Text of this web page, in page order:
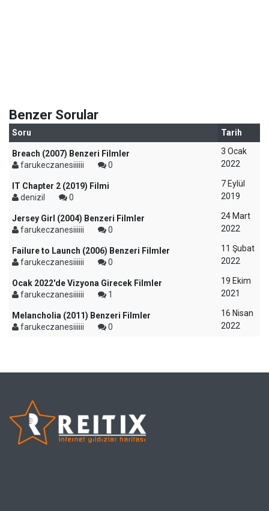
Benzer Sorular
Soru Tarih
Breach (2007) Benzeri Filmler
farukeczanesiiiiii
0
3 Ocak
2022
IT Chapter 2 (2019) Filmi
denizil
0
7 Eylül
2019
Jersey Girl (2004) Benzeri Filmler
farukeczanesiiiiii
0
24 Mart
2022
Failure to Launch (2006) Benzeri Filmler
farukeczanesiiiiii
0
11 Şubat
2022
Ocak 2022'de Vizyona Girecek Filmler
farukeczanesiiiiii
1
19 Ekim
2021
Melancholia (2011) Benzeri Filmler
farukeczanesiiiiii
0
16 Nisan
2022